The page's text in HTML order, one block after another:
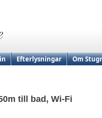
Efterlysningar Om
till bad, Wi-Fi